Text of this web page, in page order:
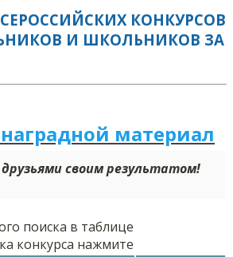
КОНКУРСОВ
И ШКОЛЬНИКОВ ЗА
материал
своим результатом!
поиска в таблице
конкурса нажмите